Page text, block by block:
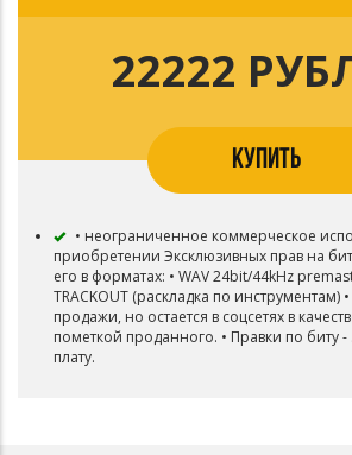
эксклюзивных прав. Дополнительную
уточнять у автора. Все права на бит
Yasakov prod.
суммарно на всех площадках
22222
КУПИТЬ
• неограниченное коммерческое
приобретении Эксклюзивных прав на
его в форматах: • WAV 24bit/44kHz
TRACKOUT (раскладка по инструментам)
продажи, но остается в соцсетях в
пометкой проданного. • Правки по биту -
плату.